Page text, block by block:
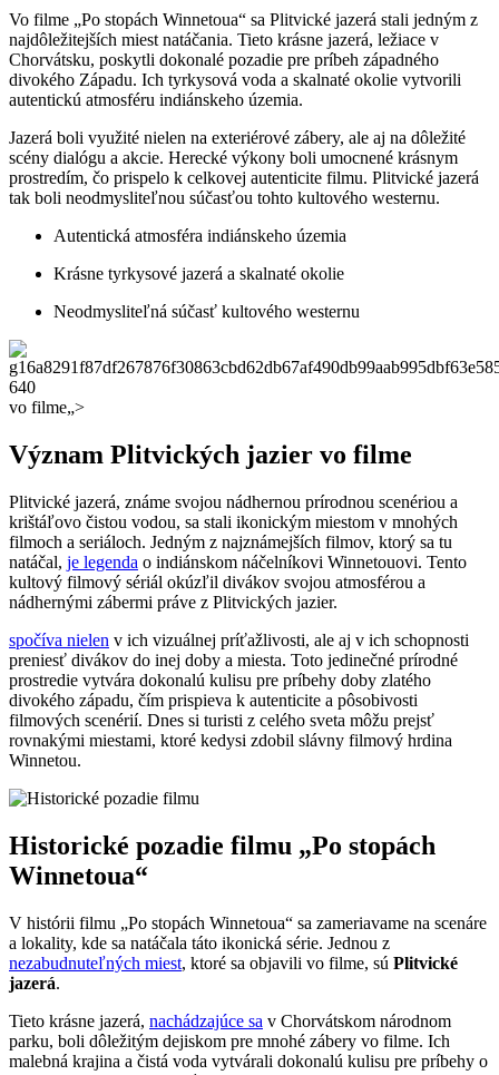
Vo filme „Po stopách Winnetoua“ sa Plitvické jazerá stali jedným z
najdôležitejších miest natáčania. Tieto krásne jazerá, ležiace v
Chorvátsku, poskytli dokonalé pozadie pre príbeh západného
divokého Západu. Ich tyrkysová voda a skalnaté okolie vytvorili
autentickú atmosféru indiánskeho územia.
Jazerá boli využité nielen na exteriérové zábery, ale aj na dôležité
scény dialógu a akcie. Herecké výkony boli umocnené krásnym
prostredím, čo prispelo k celkovej autenticite filmu. Plitvické jazerá
tak boli neodmysliteľnou súčasťou tohto kultového westernu.
Autentická atmosféra indiánskeho územia
Krásne tyrkysové jazerá a skalnaté okolie
Neodmysliteľná súčasť kultového westernu
vo filme„>
Význam Plitvických jazier vo filme
Plitvické jazerá, známe svojou nádhernou prírodnou scenériou a
krištáľovo čistou vodou, sa stali ikonickým miestom v mnohých
filmoch a seriáloch. Jedným z najznámejších filmov, ktorý sa tu
natáčal, je legenda o indiánskom náčelníkovi Winnetouovi. Tento
kultový filmový sériál okúzľil divákov svojou atmosférou a
nádhernými zábermi práve z Plitvických jazier.
spočíva nielen v ich vizuálnej príťažlivosti, ale aj v ich schopnosti
preniesť divákov do inej doby a miesta. Toto jedinečné prírodné
prostredie vytvára dokonalú kulisu pre príbehy doby zlatého
divokého západu, čím prispieva k autenticite a pôsobivosti
filmových scenérií. Dnes si turisti z celého sveta môžu prejsť
rovnakými miestami, ktoré kedysi zdobil slávny filmový hrdina
Winnetou.
Historické pozadie filmu „Po stopách
Winnetoua“
V histórii filmu „Po stopách Winnetoua“ sa zameriavame na scenáre
a lokality, kde sa natáčala táto ikonická série. Jednou z
nezabudnuteľných miest, ktoré sa objavili vo filme, sú Plitvické
jazerá.
Tieto krásne jazerá, nachádzajúce sa v Chorvátskom národnom
parku, boli dôležitým dejiskom pre mnohé zábery vo filme. Ich
malebná krajina a čistá voda vytvárali dokonalú kulisu pre príbehy o